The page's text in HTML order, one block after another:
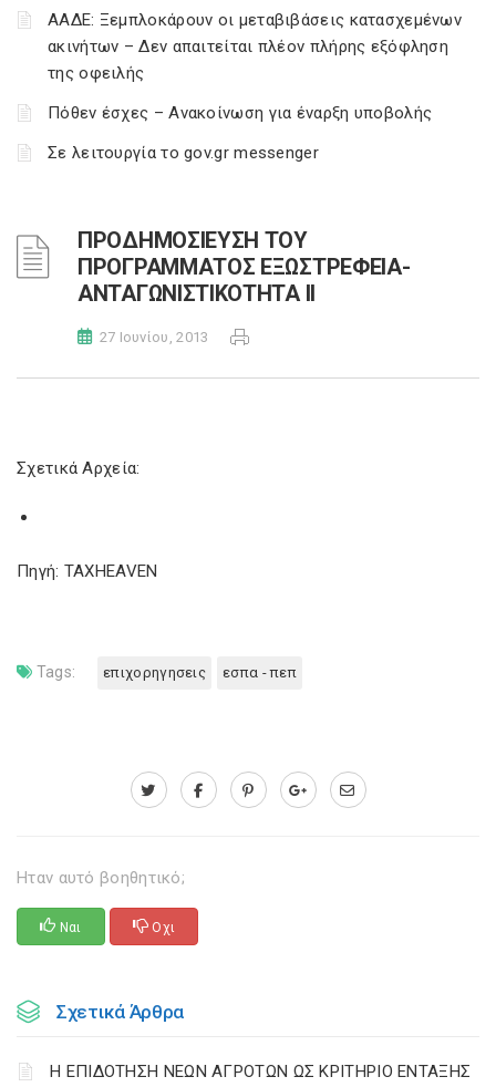
ΑΑΔΕ: Ξεμπλοκάρουν οι μεταβιβάσεις κατασχεμένων
ακινήτων – Δεν απαιτείται πλέον πλήρης εξόφληση
της οφειλής
Πόθεν έσχες – Ανακοίνωση για έναρξη υποβολής
Σε λειτουργία το gov.gr messenger
ΠΡΟΔΗΜΟΣΙΕΥΣΗ ΤΟΥ
ΠΡΟΓΡΑΜΜΑΤΟΣ ΕΞΩΣΤΡΕΦΕΙΑ-
ΑΝΤΑΓΩΝΙΣΤΙΚΟΤΗΤΑ ΙΙ
27 Ιουνίου, 2013
Σχετικά Αρχεία:
Πηγή: TAXHEAVEN
Tags: επιχορηγησεις εσπα - πεπ
Ηταν αυτό βοηθητικό;
Ναι Οχι
Σχετικά Άρθρα
Η ΕΠΙΔΟΤΗΣΗ ΝΕΩΝ ΑΓΡΟΤΩΝ ΩΣ ΚΡΙΤΗΡΙΟ ΕΝΤΑΞΗΣ